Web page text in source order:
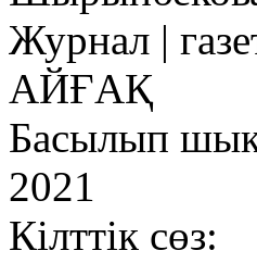
Журнал |
АЙҒАҚ
Басылып
2021
Кілттік сөз: